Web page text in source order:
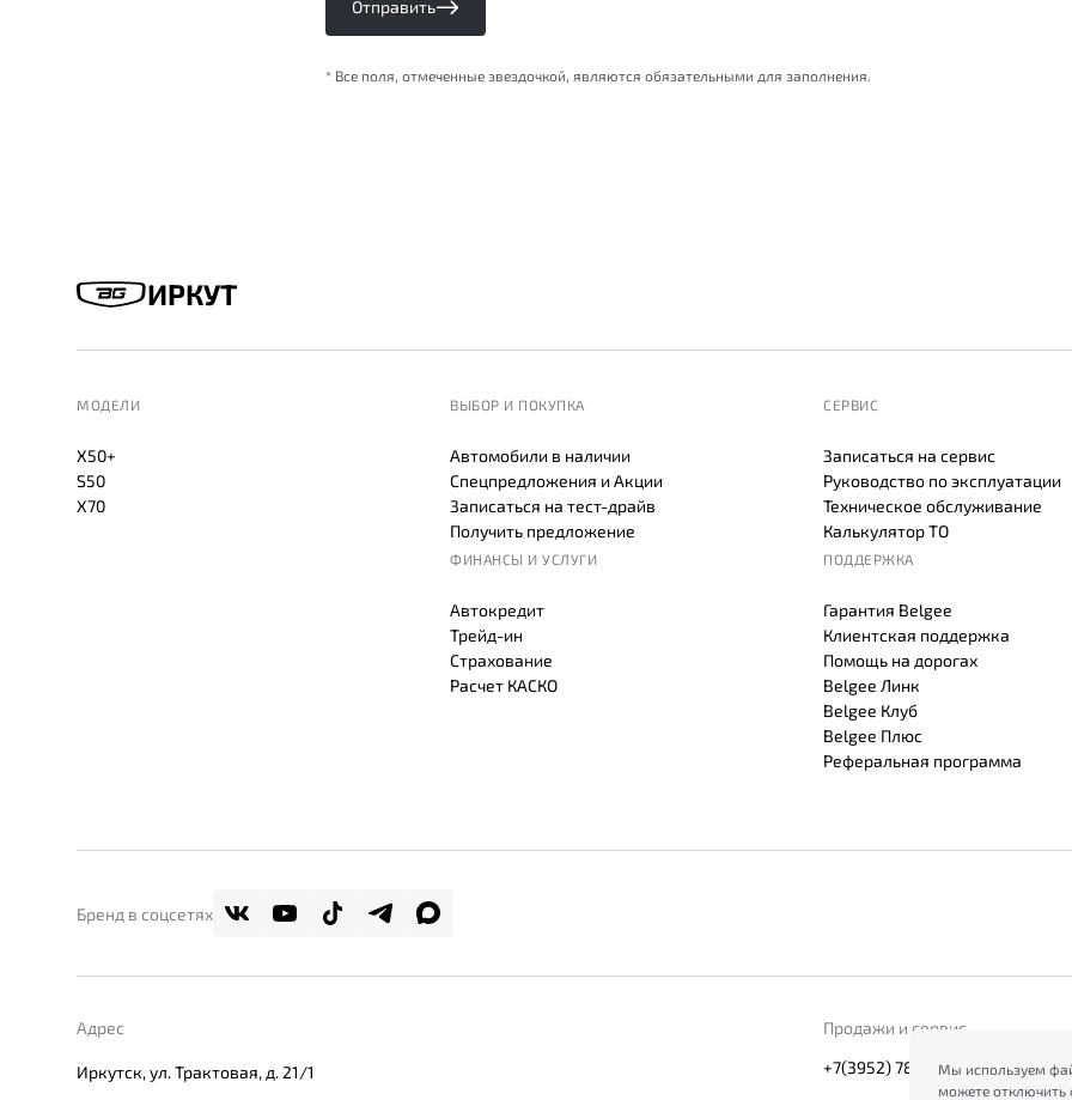
Отправить
* Все поля, отмеченные звездочкой, являются обязательными для заполнения.
ИРКУТ
МОДЕЛИ
X50+
S50
X70
ВЫБОР И ПОКУПКА
Автомобили в наличии
Спецпредложения и Акции
Записаться на тест-драйв
Получить предложение
ФИНАНСЫ И УСЛУГИ
Автокредит
Трейд-ин
Страхование
Расчет КАСКО
СЕРВИС
Записаться на сервис
Руководство по эксплуатации
Техническое обслуживание
Калькулятор ТО
ПОДДЕРЖКА
Гарантия Belgee
Клиентская поддержка
Помощь на дорогах
Belgee Линк
Belgee Клуб
Belgee Плюс
Реферальная программа
Бренд в соцсетях
Адрес
Иркутск, ул. Трактовая, д. 21/1
Продажи и сервис
+7(3952) 78-02-45Мы используем
можете отключить